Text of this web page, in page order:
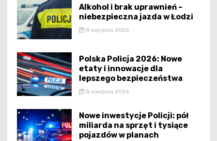
Alkohol i brak uprawnień –
niebezpieczna jazda w Łodzi
8 sierpnia 2026
Polska Policja 2026: Nowe
etaty i innowacje dla
lepszego bezpieczeństwa
8 sierpnia 2026
Nowe inwestycje Policji: pół
miliarda na sprzęt i tysiące
pojazdów w planach